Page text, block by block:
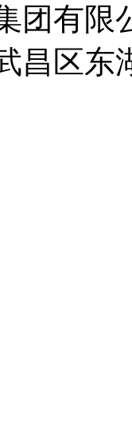
团有限
昌区东